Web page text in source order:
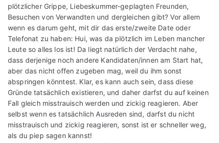
plötzlicher Grippe, Liebeskummer-geplagten Freunden,
Besuchen von Verwandten und dergleichen gibt? Vor allem
wenn es darum geht, mit dir das erste/zweite Date oder
Telefonat zu haben: Hui, was da plötzlich im Leben mancher
Leute so alles los ist! Da liegt natürlich der Verdacht nahe,
dass derjenige noch andere Kandidaten/innen am Start hat,
aber das nicht offen zugeben mag, weil du ihm sonst
abspringen könntest. Klar, es kann auch sein, dass diese
Gründe tatsächlich existieren, und daher darfst du auf keinen
Fall gleich misstrauisch werden und zickig reagieren. Aber
selbst wenn es tatsächlich Ausreden sind, darfst du nicht
misstrauisch und zickig reagieren, sonst ist er schneller weg,
als du piep sagen kannst!